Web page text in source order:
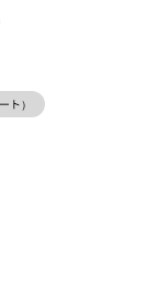
ト）